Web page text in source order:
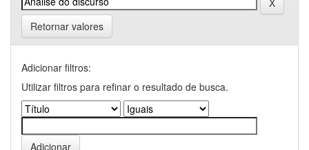
Retornar valores
Adicionar filtros:
Utilizar filtros para refinar o resultado de busca.